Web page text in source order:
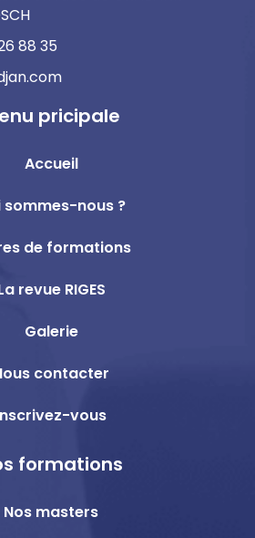
88 35
pricipale
Accueil
sommes-nous ?
de formations
revue RIGES
Galerie
contacter
vous
formations
Nos masters